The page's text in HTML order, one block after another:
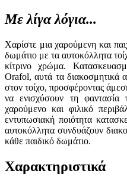
Με λίγα λόγια...
Χαρίστε μια χαρούμενη και
δωμάτιο με τα αυτοκόλλητα
κίτρινο χρώμα.
Orafol, αυτά τα διακοσμητικά
στον τοίχο, προσφέροντας
να ενισχύσουν τη φαντασία
χαρούμενο και φιλικό
εντυπωσιακή ποιότητα
αυτοκόλλητα συνδυάζουν
κάθε παιδικό δωμάτιο.
Χαρακτηριστικά